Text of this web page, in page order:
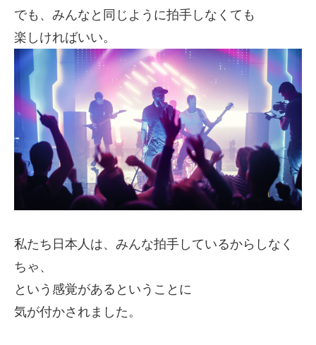
でも、みんなと同じように拍手しなくても
楽しければいい。
私たち日本人は、みんな拍手しているからしなく
ちゃ、
という感覚があるということに
気が付かされました。